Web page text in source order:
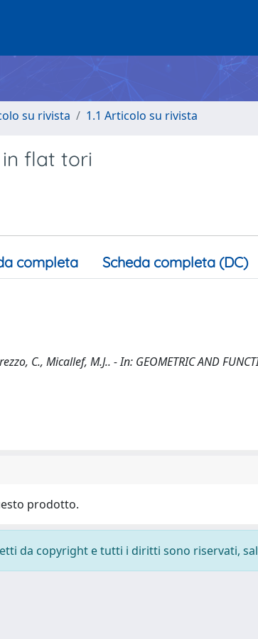
su rivista 1.1 Articolo su rivista
in flat tori
completa Scheda completa (DC)
C., Micallef, M.J.. - In: GEOMETRIC AND
prodotto.
da copyright e tutti i diritti sono riservati,